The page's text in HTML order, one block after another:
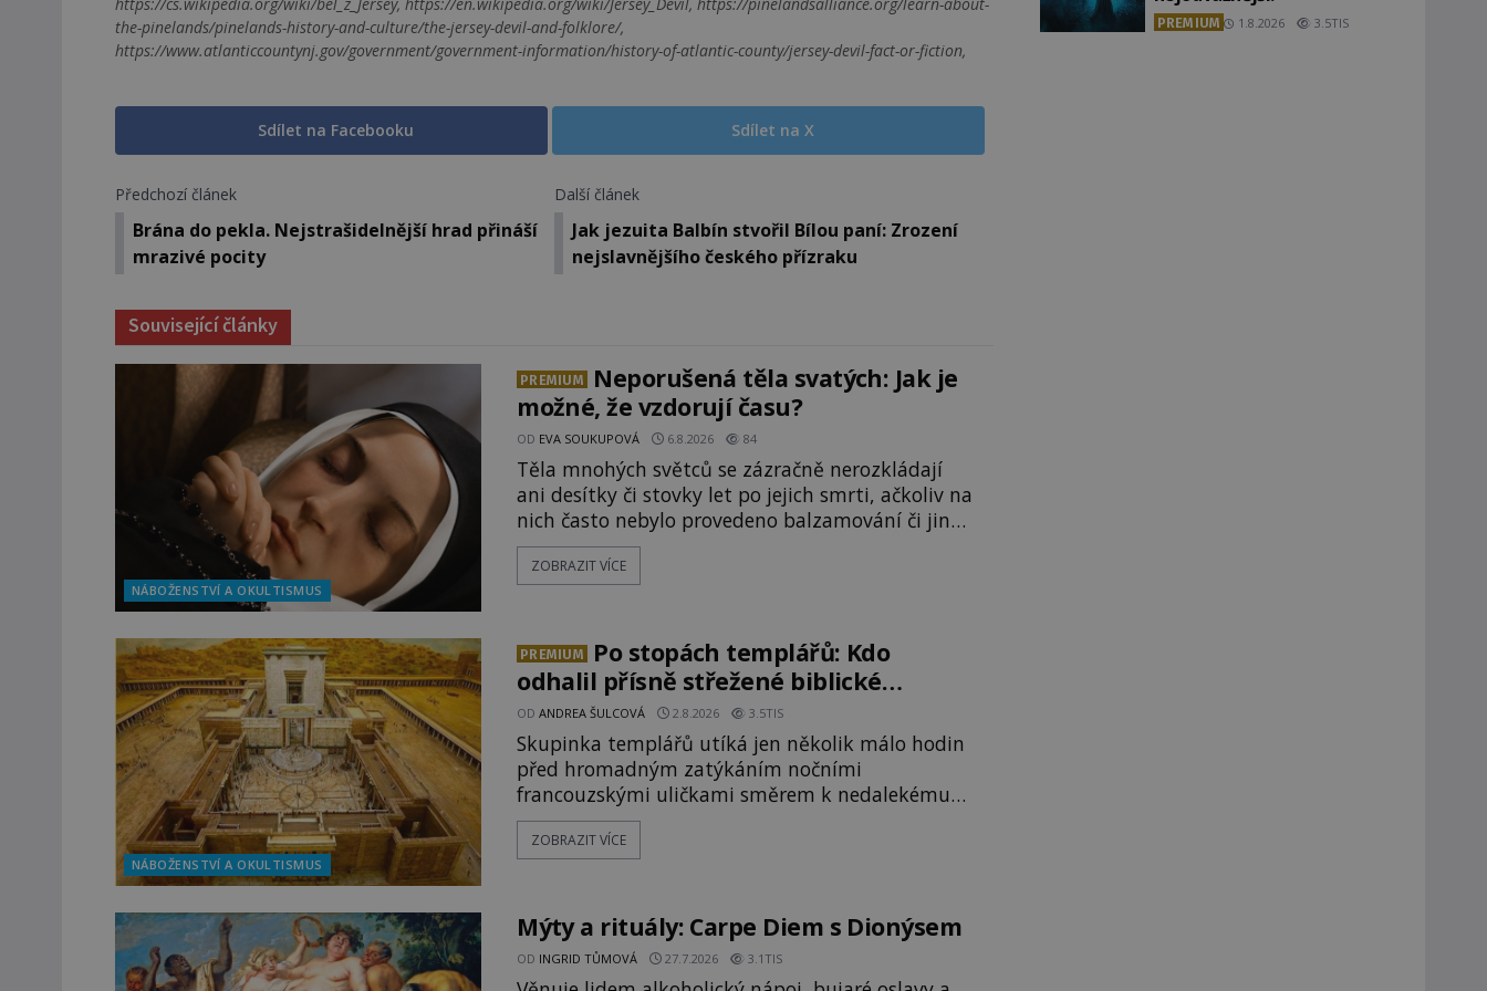
the-pinelands/pinelands-history-and-culture/the-jersey-devil-and-folklore/,
https://www.atlanticcountynj.gov/government/government-information/history-of-atlantic-county/jersey-devil-fact-or-fiction,
Sdílet na Facebooku Sdílet na X
Předchozí článek
Brána do pekla. Nejstrašidelnější hrad přináší
mrazivé pocity
Další článek
Jak jezuita Balbín stvořil Bílou paní: Zrození
nejslavnějšího českého přízraku
Související články
NÁBOŽENSTVÍ A OKULTISMUS
PREMIUM
Neporušená těla svatých: Jak je
možné, že vzdorují času?
OD EVA SOUKUPOVÁ 6.8.2026 84
Těla mnohých světců se zázračně nerozkládají
ani desítky či stovky let po jejich smrti, ačkoliv na
nich často nebylo provedeno balzamování či jiné
pokusy o konzervaci. Neporušené ostatky bývají
považovány za důkaz svatosti zemřelých. Jaké
Milosrdných
ZOBRAZIT VÍCE
NÁBOŽENSTVÍ A OKULTISMUS
PREMIUM
Po stopách templářů: Kdo
odhalil přísně střežené biblické
tajemství?
ODANDREA ŠULCOVÁ 2.8.2026 3.5TIS
Skupinka templářů utíká jen několik málo hodin
před hromadným zatýkáním nočními
francouzskými uličkami směrem k nedalekému
přístavu. Jeden z nich má přes ramena ranec s
tajemným obsahem. Kapitán lodi už na ně čeká.
kapitáne?“ zeptá se ho jeden z templářů. „Do Sk
ZOBRAZIT VÍCE
Mýty a rituály: Carpe Diem s Dionýsem
OD INGRID TŮMOVÁ 27.7.2026 3.1TIS
PREMIUM 1.8.2026 3.5TIS